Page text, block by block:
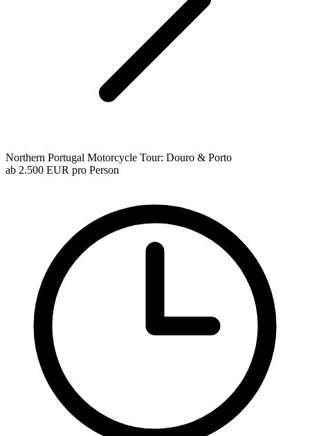
Northern Portugal Motorcycle Tour: Douro & Porto
ab 2.500 EUR pro Person